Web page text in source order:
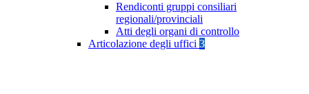
Rendiconti gruppi consiliari
regionali/provinciali
Atti degli organi di controllo
Articolazione degli uffici 3